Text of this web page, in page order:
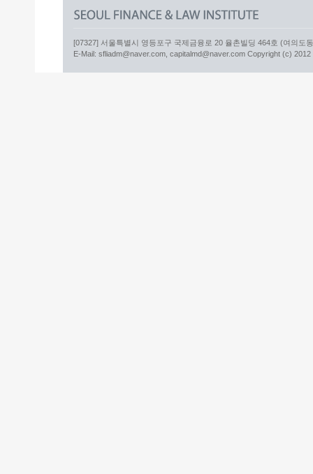
[07327] 서울특별시 영등포구 국제금융로 20 율촌빌딩 464호 (여의도
E-Mail: sfliadm@naver.com, capitalmd@naver.com Copyright (c)